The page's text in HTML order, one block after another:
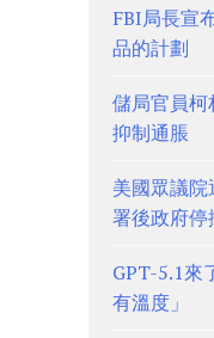
FBI局長宣
品的計劃
儲局官員
抑制通脹
美國眾議
署後政府停
GPT-5.1來
有溫度」